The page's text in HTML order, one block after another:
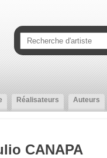
Réalisateurs Auteurs
CANAPA